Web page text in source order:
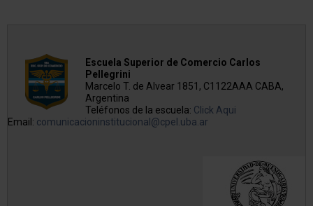
Escuela Superior de Comercio Carlos
Pellegrini
Marcelo T. de Alvear 1851, C1122AAA CABA,
Argentina
Teléfonos de la escuela: Click Aqui
Email: comunicacioninstitucional@cpel.uba.ar